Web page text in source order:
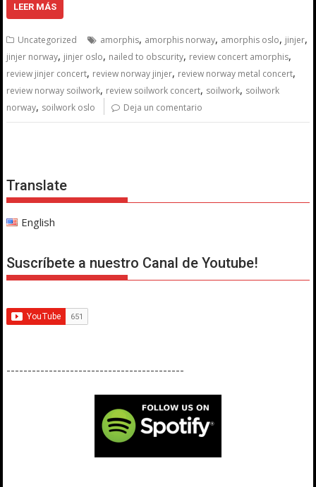
LEER MÁS
Uncategorized amorphis, amorphis norway, amorphis oslo, jinjer,
jinjer norway, jinjer oslo, nailed to obscurity, review concert amorphis,
review jinjer concert, review norway jinjer, review norway metal concert,
review norway soilwork, review soilwork concert, soilwork, soilwork
norway, soilwork oslo Deja un comentario
Translate
English
Suscríbete a nuestro Canal de Youtube!
------------------------------------------